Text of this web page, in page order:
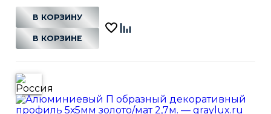
В КОРЗИНУ
В КОРЗИНЕ